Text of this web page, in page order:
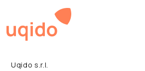
Uqido s.r.l.